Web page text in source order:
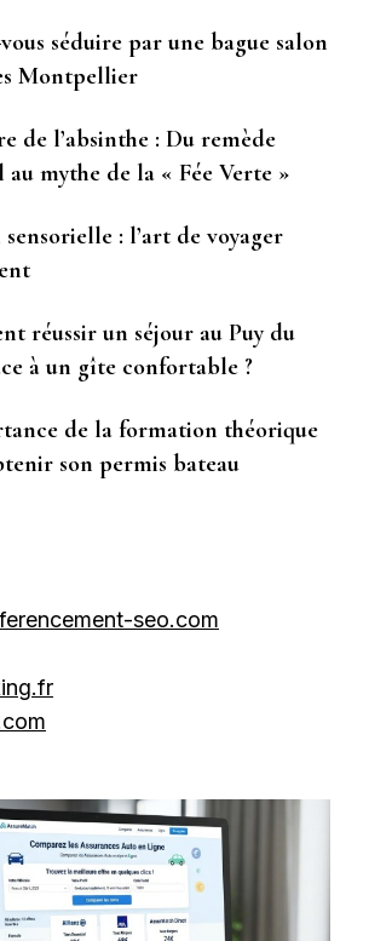
séduire par une bague salon
Montpellier
de l’absinthe : Du remède
au mythe de la « Fée Verte »
sensorielle : l’art de voyager
réussir un séjour au Puy du
à un gîte confortable ?
de la formation théorique
son permis bateau
seo.com